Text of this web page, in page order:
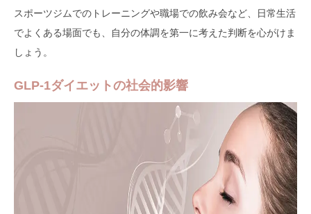
スポーツジムでのトレーニングや職場での飲み会など、日常生活
でよくある場面でも、自分の体調を第一に考えた判断を心がけま
しょう。
GLP-1ダイエットの社会的影響